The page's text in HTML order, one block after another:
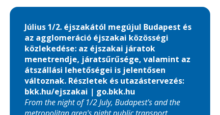
Július 1/2. éjszakától megújul Budapest és
az agglomeráció éjszakai közösségi
közlekedése: az éjszakai járatok
menetrendje, járatsűrűsége, valamint az
átszállási lehetőségei is jelentősen
változnak. Részletek és utazástervezés:
bkk.hu/ejszakai | go.bkk.hu
From the night of 1/2 July, Budapest's and the
metropolitan area's night public transport